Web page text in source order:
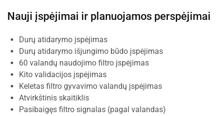
Nauji įspėjimai ir planuojamos perspėjimai
Durų atidarymo įspėjimas
Durų atidarymo išjungimo būdo įspėjimas
60 valandų naudojimo filtro įspėjimas
Kito validacijos įspėjimas
Keletas filtro gyvavimo valandų įspėjimas
Atvirkštinis skaitiklis
Pasibaigęs filtro signalas (pagal valandas)